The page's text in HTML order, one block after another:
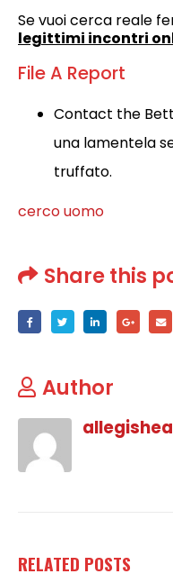
Se vuoi cerca reale
legittimi incontri
File A Report
Contact the
una lamentela
truffato.
cerco uomo
Share this
Author
RELATED POSTS